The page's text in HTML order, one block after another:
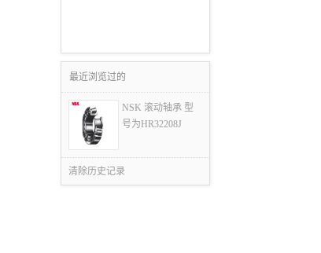
最近浏览过的
NSK 滚动轴承 型
号为HR32208J
清除历史记录